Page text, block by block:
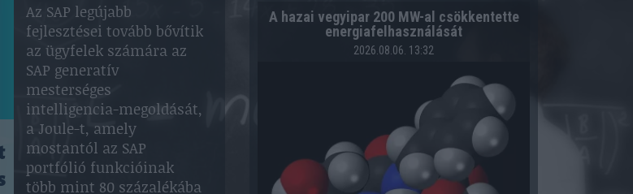
Az SAP legújabb
fejlesztései tovább bővítik
az ügyfelek számára az
SAP generatív
mesterséges
intelligencia-megoldását,
a Joule-t, amely
mostantól az SAP
portfólió funkcióinak
több mint 80 százalékába
A hazai vegyipar 200 MW-al csökkentette
energiafelhasználását
2026.08.06. 13:32